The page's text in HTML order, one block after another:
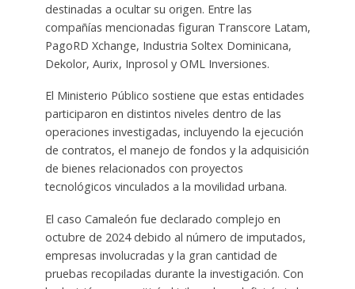
destinadas a ocultar su origen. Entre las
compañías mencionadas figuran Transcore Latam,
PagoRD Xchange, Industria Soltex Dominicana,
Dekolor, Aurix, Inprosol y OML Inversiones.
El Ministerio Público sostiene que estas entidades
participaron en distintos niveles dentro de las
operaciones investigadas, incluyendo la ejecución
de contratos, el manejo de fondos y la adquisición
de bienes relacionados con proyectos
tecnológicos vinculados a la movilidad urbana.
El caso Camaleón fue declarado complejo en
octubre de 2024 debido al número de imputados,
empresas involucradas y la gran cantidad de
pruebas recopiladas durante la investigación. Con